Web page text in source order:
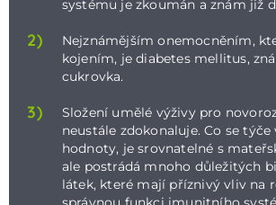
systému je zkoumán a znám již
2)
Nejznámějším onemocněním,
kojením, je diabetes mellitus,
cukrovka.
3)
Složení umělé výživy pro
neustále zdokonaluje. Co se týče
hodnoty, je srovnatelné s
ale postrádá mnoho důležitých
látek, které mají příznivý vliv na